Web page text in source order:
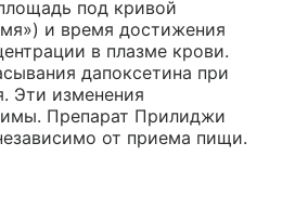
под кривой
и время достижения
в плазме крови.
дапоксетина при
Эти изменения
Препарат Прилиджи
от приема пищи.